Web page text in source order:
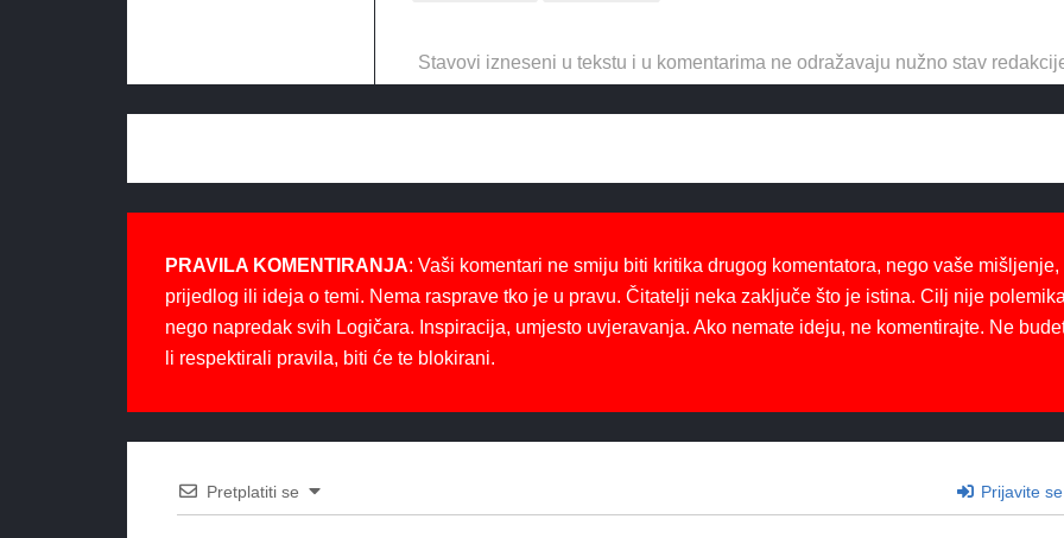
Stavovi izneseni u tekstu i u komentarima ne odražavaju nužno stav
PRAVILA KOMENTIRANJA: Vaši komentari ne smiju biti kritika drugog komentatora, nego vaše mišljenje,
prijedlog ili ideja o temi. Nema rasprave tko je u pravu. Čitatelji neka zaključe što je istina. Cilj nije
nego napredak svih Logičara. Inspiracija, umjesto uvjeravanja. Ako nemate ideju, ne komentirajte. Ne
li respektirali pravila, biti će te blokirani.
Pretplatiti se Prijavite se